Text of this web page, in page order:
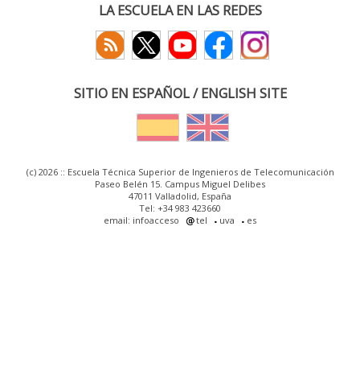
LA ESCUELA EN LAS REDES
SITIO EN ESPAÑOL / ENGLISH SITE
(c) 2026 :: Escuela Técnica Superior de Ingenieros de Telecomunicación
Paseo Belén 15. Campus Miguel Delibes
47011 Valladolid, España
Tel: +34 983 423660
email: infoacceso
tel uva es